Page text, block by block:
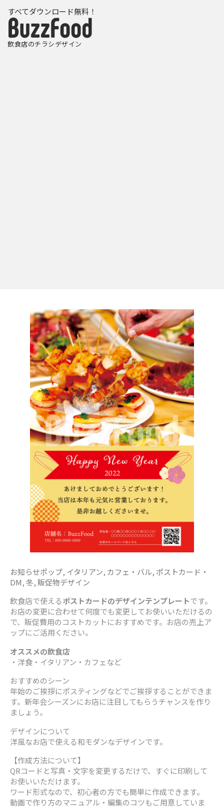
すべてダウンロード無料！
飲食店のチラシデザイン
お知らせポップ, イタリアン, カフェ・バル, ポストカード・
DM,冬, 販促物デザイン
飲食店で使えるポストカードのデザインテンプレートです。
お店の変更に合わせて何度でも変更してお使いいただけるの
で、販促費用のコストカットにおすすめです。お店の売上ア
ップにご活用ください。
オススメの飲食店
・洋食・イタリアン・カフェなど
おすすめのシーン
年始のご挨拶にポスティングなどでご挨拶することができま
す。新年会シーズンにお店に注目してもらうチャンスを作り
ましょう。
デザインについて
洋風なお店で使える和モダンなデザインです。
【作成方法について】
QRコードと写真・文字を変更するだけで、すぐに印刷して
お使いいただけます。
ワード形式なので、初心者の方でも簡単に作成できます。
動画で作り方のマニュアル・編集のコツもご用意していま